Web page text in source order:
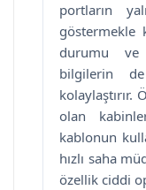
portların
göstermekle
durumu ve
bilgilerin
kolaylaştırır.
olan
kablonun
hızlı saha
özellik ciddi